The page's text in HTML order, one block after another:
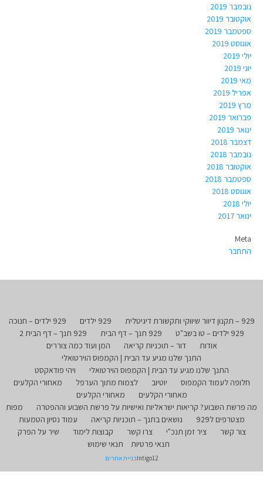
נובמבר 2019
אוקטובר 2019
ספטמבר 2019
אוגוסט 2019
יולי 2019
יוני 2019
מאי 2019
אפריל 2019
מרץ 2019
פברואר 2019
ינואר 2019
דצמבר 2018
נובמבר 2018
אוקטובר 2018
ספטמבר 2018
אוגוסט 2018
יולי 2018
ינואר 2017
Meta
התחבר
929 – תקנון דיוור שיווקי ותקשורת דיגיטלית 929 ילדים
929 ילדים – חנוכה
929 ילדים – טו בשב"ט
929 תנך – דף הבית
929 תנך – דף הבית 2
אודות
דור – תוכניות קריאה
המן ועוד כמה צוררים
התנך שלנו מגיע עד הבית | הקמפוס הוירטואלי
התנך שלנו מגיע עד הבית | הקמפוס הוירטואלי
ויהי פודאקסט
חלופה לעמוד הקמפוס
יוטיוב לצמוח מתוך הערפל
מאחורי הקלעים
מאחורי הקלעים
מאחורי הקלעים
מה פרשת השבוע? קריאות ישראליות ואישיות על פרשת השבוע וההפטרה
מפות
מצטרפים ל929
נושאים בתנך – תוכניות קריאה
עמוד נסיון הטמעות
צור קשר
ציר זמן תנכ"י צרו קשר קבוצות לימוד
שיר על הפרק
תנאי פרטיות
תנאי שימוש
Intigo12בניית אתרים